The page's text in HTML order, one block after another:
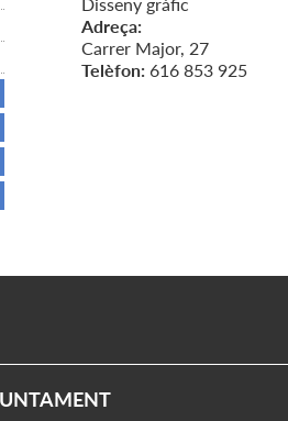
Adreça:
Carrer Major, 27
Telèfon: 616 853 925